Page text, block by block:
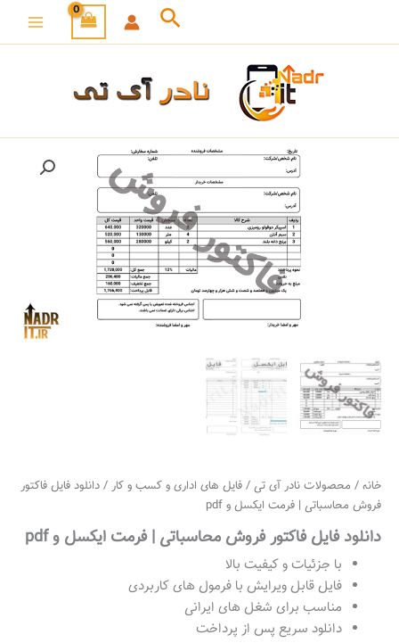
جستجو
خانه/ محصولات نادر آی تی/فایل های اداری و کسب و کار/ دانلود فایل فاکتور
فروش محاسباتی | فرمت ایکسل و pdf
دانلود فایل فاکتور فروش محاسباتی | فرمت ایکسل و pdf
با جزئیات و کیفیت بالا
فایل قابل ویرایش با فرمول های کاربردی
مناسب برای شغل های ایرانی
دانلود سریع پس از پرداخت
محدوده
قیمت:
450,000 ﷼
تا
750,000 ﷼